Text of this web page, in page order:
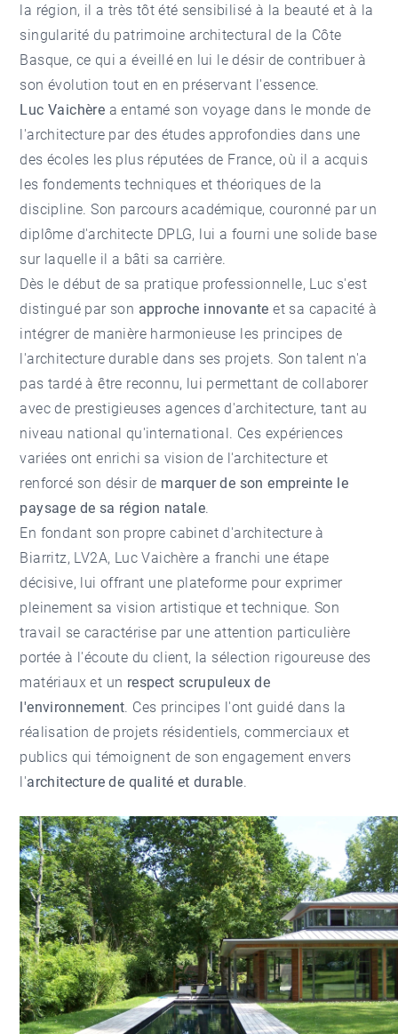
la région, il a très tôt été sensibilisé à la beauté et à la
singularité du patrimoine architectural de la Côte
Basque, ce qui a éveillé en lui le désir de contribuer à
son évolution tout en en préservant l'essence.
Luc Vaichère a entamé son voyage dans le monde de
l'architecture par des études approfondies dans une
des écoles les plus réputées de France, où il a acquis
les fondements techniques et théoriques de la
discipline. Son parcours académique, couronné par un
diplôme d'architecte DPLG, lui a fourni une solide base
sur laquelle il a bâti sa carrière.
Dès le début de sa pratique professionnelle, Luc s'est
distingué par son approche innovante et sa capacité à
intégrer de manière harmonieuse les principes de
l'architecture durable dans ses projets. Son talent n'a
pas tardé à être reconnu, lui permettant de collaborer
avec de prestigieuses agences d'architecture, tant au
niveau national qu'international. Ces expériences
variées ont enrichi sa vision de l'architecture et
renforcé son désir de marquer de son empreinte le
paysage de sa région natale.
En fondant son propre cabinet d'architecture à
Biarritz, LV2A, Luc Vaichère a franchi une étape
décisive, lui offrant une plateforme pour exprimer
pleinement sa vision artistique et technique. Son
travail se caractérise par une attention particulière
portée à l'écoute du client, la sélection rigoureuse des
matériaux et un respect scrupuleux de
l'environnement. Ces principes l'ont guidé dans la
réalisation de projets résidentiels, commerciaux et
publics qui témoignent de son engagement envers
l'architecture de qualité et durable.